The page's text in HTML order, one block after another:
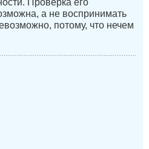
а не воспринимать
потому, что нечем